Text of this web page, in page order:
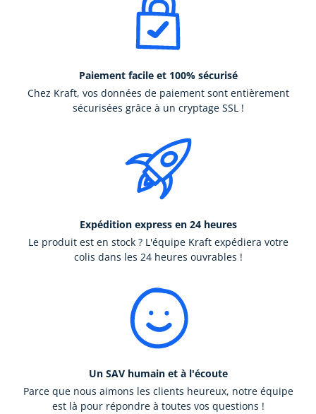
Paiement facile et 100% sécurisé
Chez Kraft, vos données de paiement sont entièrement
sécurisées grâce à un cryptage SSL !
Expédition express en 24 heures
Le produit est en stock ? L'équipe Kraft expédiera votre
colis dans les 24 heures ouvrables !
Un SAV humain et à l'écoute
Parce que nous aimons les clients heureux, notre équipe
est là pour répondre à toutes vos questions !